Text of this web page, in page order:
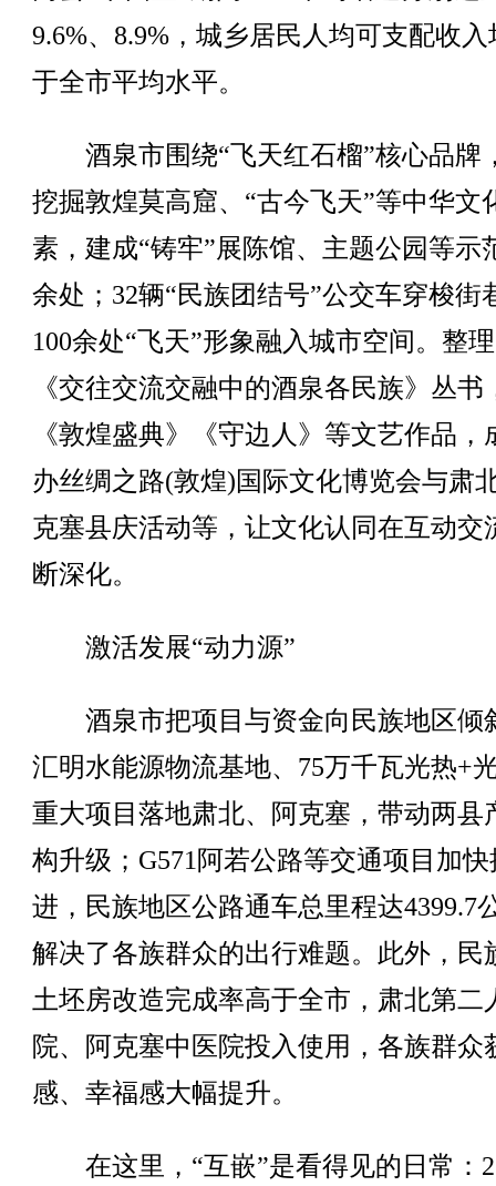
9.6%、8.9%，城乡居民人均可支配收入
于全市平均水平。
酒泉市围绕“飞天红石榴”核心品牌
挖掘敦煌莫高窟、“古今飞天”等中华文
素，建成“铸牢”展陈馆、主题公园等示
余处；32辆“民族团结号”公交车穿梭街
100余处“飞天”形象融入城市空间。整
《交往交流交融中的酒泉各民族》丛书
《敦煌盛典》《守边人》等文艺作品，
办丝绸之路(敦煌)国际文化博览会与肃
克塞县庆活动等，让文化认同在互动交
断深化。
激活发展“动力源”
酒泉市把项目与资金向民族地区倾
汇明水能源物流基地、75万千瓦光热+
重大项目落地肃北、阿克塞，带动两县
构升级；G571阿若公路等交通项目加快
进，民族地区公路通车总里程达4399.7
解决了各族群众的出行难题。此外，民
土坯房改造完成率高于全市，肃北第二
院、阿克塞中医院投入使用，各族群众
感、幸福感大幅提升。
在这里，“互嵌”是看得见的日常：